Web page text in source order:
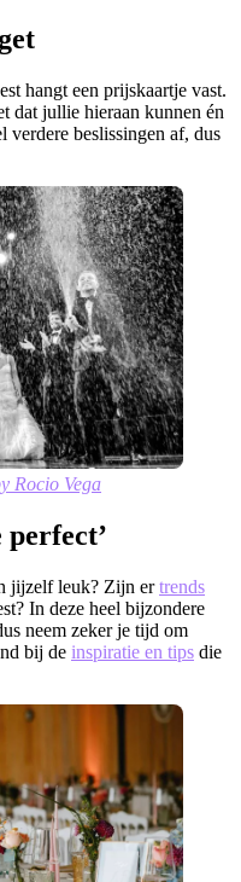
hangt een prijskaartje vast.
dat jullie hieraan kunnen én
verdere beslissingen af, dus
Rocio Vega
jijzelf leuk? Zijn ertrends
In deze heel bijzondere
neem zeker je tijd om
bij de inspiratie en tips die